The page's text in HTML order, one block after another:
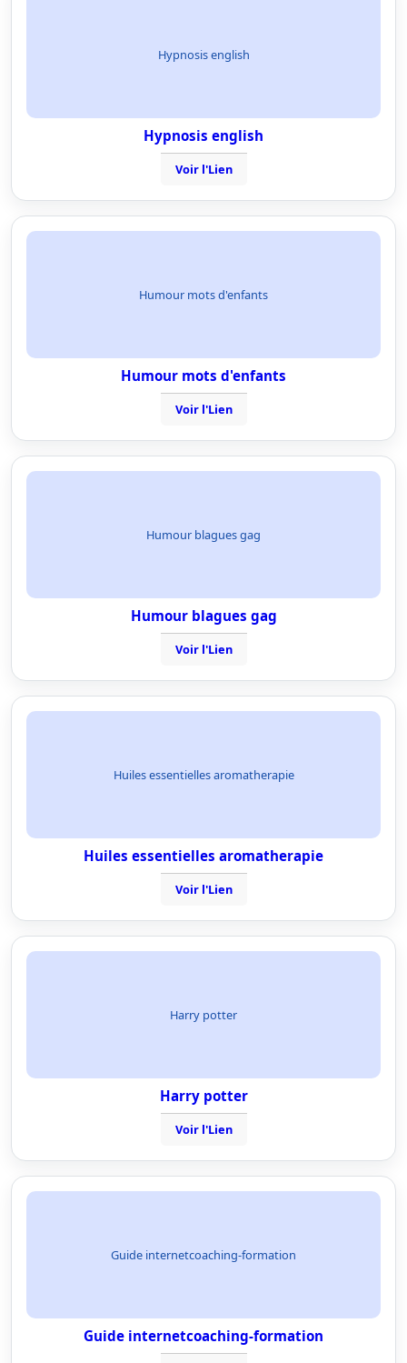
Hypnosis english
Hypnosis english
Voir l'Lien
Humour mots d'enfants
Humour mots d'enfants
Voir l'Lien
Humour blagues gag
Humour blagues gag
Voir l'Lien
Huiles essentielles aromatherapie
Huiles essentielles aromatherapie
Voir l'Lien
Harry potter
Harry potter
Voir l'Lien
Guide internetcoaching-formation
Guide internetcoaching-formation